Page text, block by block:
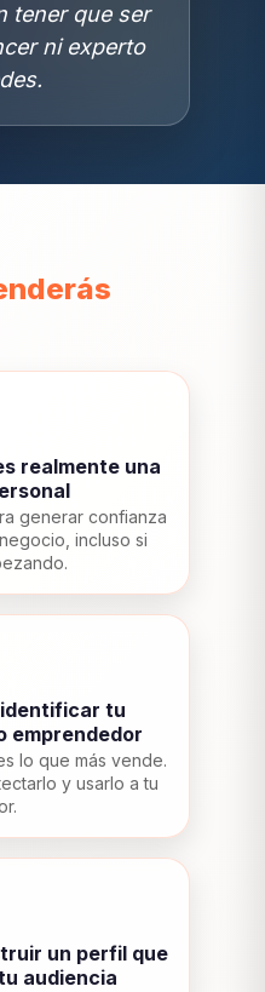
tener que ser
ni experto
realmente una
generar confianza
incluso si
tu
emprendedor
lo que más vende.
y usarlo a tu
un perfil que
audiencia